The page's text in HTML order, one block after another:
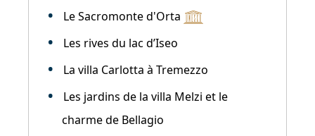
Le Sacromonte d'Orta
Les rives du lac d’Iseo
La villa Carlotta à Tremezzo
Les jardins de la villa Melzi et le
charme de Bellagio